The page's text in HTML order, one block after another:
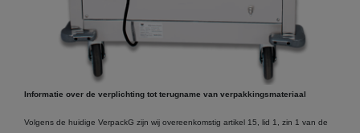
Informatie over de verplichting tot terugname van verpakkingsmateriaal
Volgens de huidige VerpackG zijn wij overeenkomstig artikel 15, lid 1, zin 1 van de